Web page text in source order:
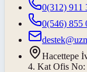
0(312) 911
0(546) 855
Hacettepe
4. Kat Ofis